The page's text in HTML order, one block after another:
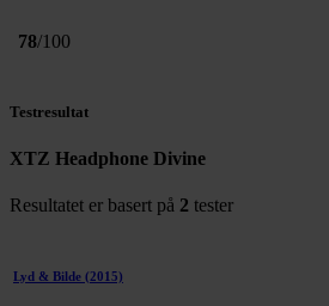
78/100
Testresultat
XTZ Headphone Divine
Resultatet er basert på 2 tester
Lyd & Bilde (2015)